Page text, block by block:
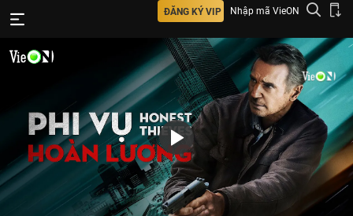
ĐĂNG KÝ VIP Nhập mã VieON